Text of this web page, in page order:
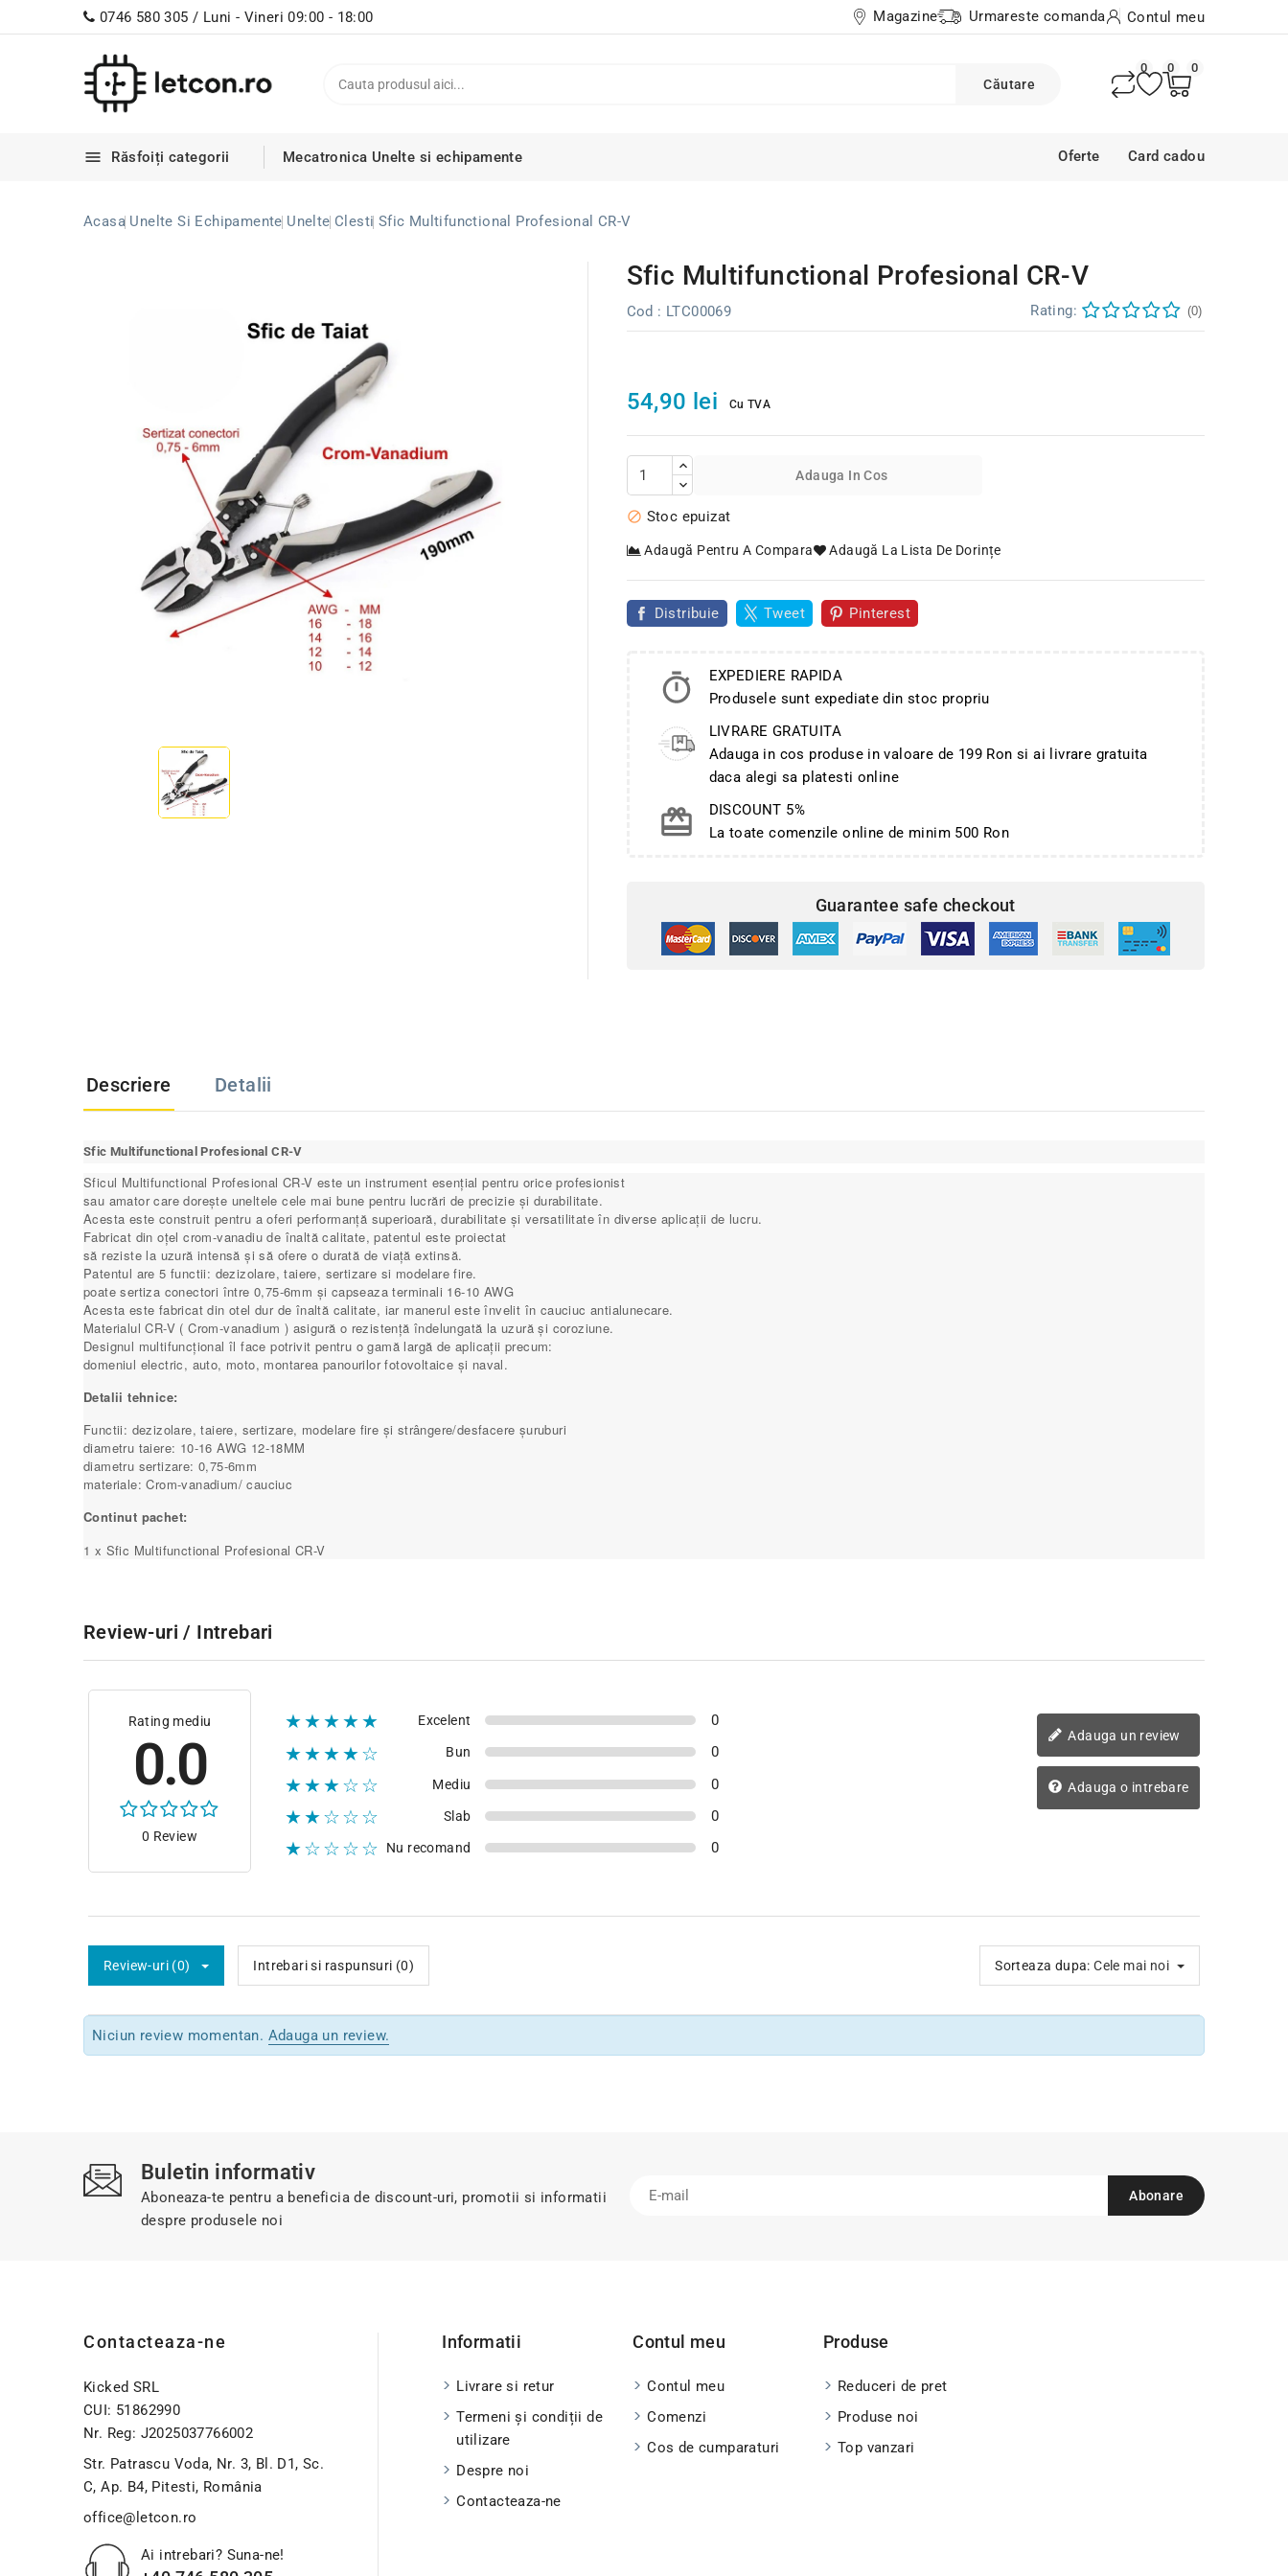
0746 580 305 / Luni - Vineri 09:00 - 18:00 Magazine Urmareste comanda Contul meu
Căutare
0 0 0
 Răsfoiți categorii Mecatronica Unelte si echipamente Oferte Card cadou
Acasa Unelte Si Echipamente Unelte Clesti Sfic Multifunctional Profesional CR-V
Sfic Multifunctional Profesional CR-V
Cod : LTC00069 Rating: (0)
54,90 lei Cu TVA
Adauga In Cos
 Stoc epuizat
Adaugă Pentru A Compara Adaugă La Lista De Dorințe
Distribuie Tweet Pinterest
EXPEDIERE RAPIDA
Produsele sunt expediate din stoc propriu
LIVRARE GRATUITA
Adauga in cos produse in valoare de 199 Ron si ai livrare gratuita
daca alegi sa platesti online
DISCOUNT 5%
La toate comenzile online de minim 500 Ron
Guarantee safe checkout
Descriere Detalii
Sfic Multifunctional Profesional CR-V
Sficul Multifunctional Profesional CR-V este un instrument esențial pentru orice profesionist
sau amator care dorește uneltele cele mai bune pentru lucrări de precizie și durabilitate.
Acesta este construit pentru a oferi performanță superioară, durabilitate și versatilitate în diverse aplicații de lucru.
Fabricat din oțel crom-vanadiu de înaltă calitate, patentul este proiectat
să reziste la uzură intensă și să ofere o durată de viață extinsă.
Patentul are 5 functii: dezizolare, taiere, sertizare si modelare fire.
poate sertiza conectori între 0,75-6mm și capseaza terminali 16-10 AWG
Acesta este fabricat din otel dur de înaltă calitate, iar manerul este învelit în cauciuc antialunecare.
Materialul CR-V ( Crom-vanadium ) asigură o rezistență îndelungată la uzură și coroziune.
Designul multifuncțional îl face potrivit pentru o gamă largă de aplicații precum:
domeniul electric, auto, moto, montarea panourilor fotovoltaice și naval.
Detalii tehnice:
Functii: dezizolare, taiere, sertizare, modelare fire și strângere/desfacere șuruburi
diametru taiere: 10-16 AWG 12-18MM
diametru sertizare: 0,75-6mm
materiale: Crom-vanadium/ cauciuc
Continut pachet:
1 x Sfic Multifunctional Profesional CR-V
Review-uri / Intrebari
Rating mediu
0.0
0 Review
★★★★★ Excelent 0
★★★★☆ Bun 0
★★★☆☆ Mediu 0
★★☆☆☆ Slab 0
★☆☆☆☆ Nu recomand 0
Adauga un review
Adauga o intrebare
Review-uri (0) Intrebari si raspunsuri (0) Sorteaza dupa: Cele mai noi
Niciun review momentan. Adauga un review.
Buletin informativ
Aboneaza-te pentru a beneficia de discount-uri, promotii si informatii
despre produsele noi
Contacteaza-ne
Kicked SRL
CUI: 51862990
Nr. Reg: J2025037766002
Str. Patrascu Voda, Nr. 3, Bl. D1, Sc.
C, Ap. B4, Pitesti, România
office@letcon.ro
Ai intrebari? Suna-ne!
Informatii
Livrare si retur
Termeni și condiții de
utilizare
Despre noi
Contacteaza-ne
Contul meu
Contul meu
Comenzi
Cos de cumparaturi
Produse
Reduceri de pret
Produse noi
Top vanzari